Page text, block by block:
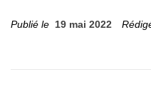
Publié le 19 mai 2022